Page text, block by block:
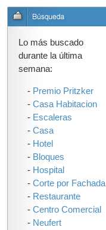
Lo más buscado
durante la última
semana:
- Premio Pritzker
- Casa Habitacion
- Escaleras
- Casa
- Hotel
- Bloques
- Hospital
- Corte por Fachada
- Restaurante
- Centro Comercial
- Neufert